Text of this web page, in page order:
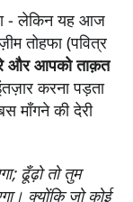
- लेकिन यह आज
तोहफा (पवित्र
और आपको ताक़त
करना पड़ता
माँगने की देरी
ढूँढ़ो तो तुम
क्योंकि जो कोई